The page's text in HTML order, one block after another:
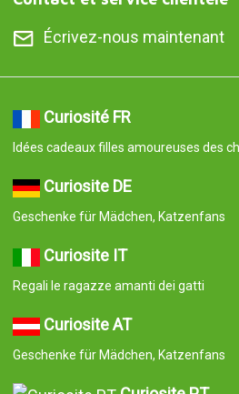
Écrivez-nous maintenant
Curiosité FR
Idées cadeaux filles amoureuses des
Curiosite DE
Geschenke für Mädchen, Katzenfans
Curiosite IT
Regali le ragazze amanti dei gatti
Curiosite AT
Geschenke für Mädchen, Katzenfans